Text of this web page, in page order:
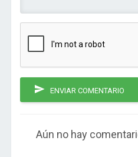
ENVIAR COMENTARIO
Aún no hay